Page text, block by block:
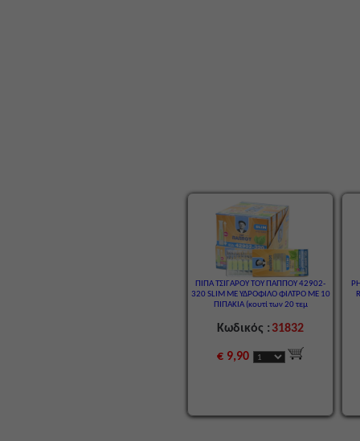
ΠΙΠΑ ΤΣΙΓΑΡΟΥ ΤΟΥ ΠΑΠΠΟΥ 42902-
320 SLIM ΜΕ ΥΔΡΟΦΙΛΟ ΦΙΛΤΡΟ ΜΕ 10
ΠΙΠΑΚΙΑ (κουτί των 20 τεμ
Κωδικός : 31832
€ 9,90